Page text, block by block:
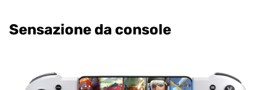
Sensazione da console